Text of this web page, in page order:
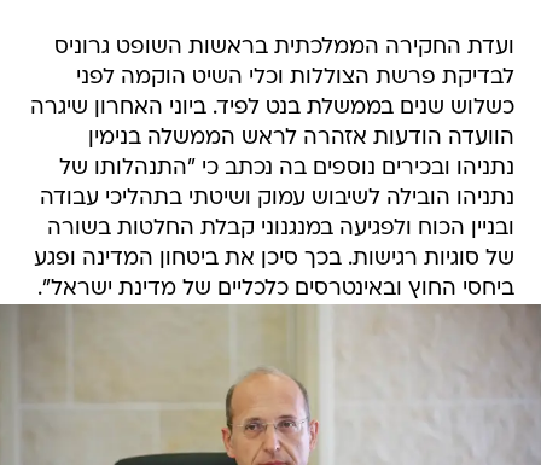
ועדת החקירה הממלכתית בראשות השופט גרוניס
לבדיקת פרשת הצוללות וכלי השיט הוקמה לפני
כשלוש שנים בממשלת בנט לפיד. ביוני האחרון שיגרה
הוועדה הודעות אזהרה לראש הממשלה בנימין
נתניהו ובכירים נוספים בה נכתב כי "התנהלותו של
נתניהו הובילה לשיבוש עמוק ושיטתי בתהליכי עבודה
ובניין הכוח ולפגיעה במנגנוני קבלת החלטות בשורה
של סוגיות רגישות. בכך סיכן את ביטחון המדינה ופגע
ביחסי החוץ ובאינטרסים כלכליים של מדינת ישראל".